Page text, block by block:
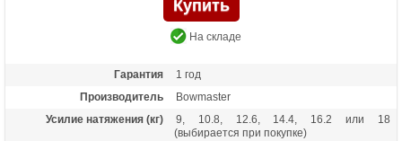
На складе
Гарантия
1 год
Производитель
Bowmaster
Усилие натяжения (кг)
9, 10.8, 12.6, 14.4, 16.2 или 18
(выбирается при покупке)